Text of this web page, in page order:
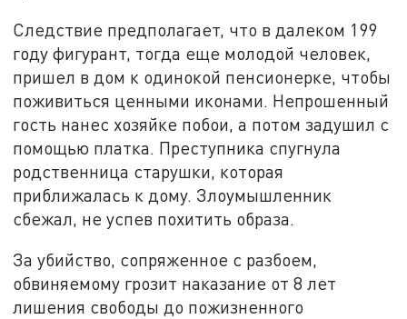
Следствие предполагает, что в далеком 199
году фигурант, тогда еще молодой человек,
пришел в дом к одинокой пенсионерке, чтобы
поживиться ценными иконами. Непрошенный
гость нанес хозяйке побои, а потом задушил с
помощью платка. Преступника спугнула
родственница старушки, которая
приближалась к дому. Злоумышленник
сбежал, не успев похитить образа.
За убийство, сопряженное с разбоем,
обвиняемому грозит наказание от 8 лет
лишения свободы до пожизненного